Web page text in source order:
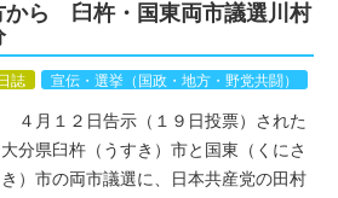
から 臼杵・国東両市議選川村
誌 宣伝・選挙（国政・地方・野党共闘）
４月１２日告示（１９日投票）された
大分県臼杵（うすき）市と国東（くにさ
き）市の両市議選に、日本共産党の田村